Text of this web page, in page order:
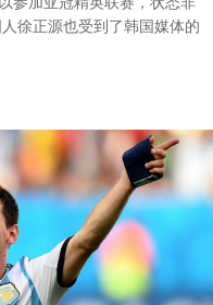
徐正源也受到了韩国媒体的